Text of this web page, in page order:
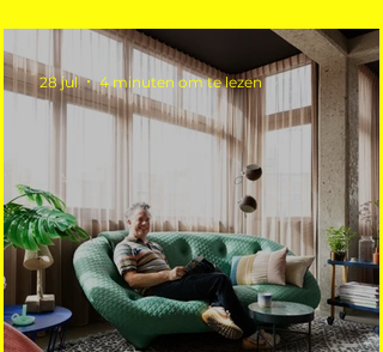
28 jul 4 minuten om te lezen